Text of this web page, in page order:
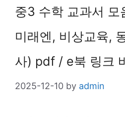
중3 수학 교과서 모
미래엔, 비상교육,
사) pdf / e북 링크
2025-12-10 by admin